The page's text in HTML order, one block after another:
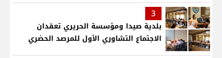
3
بلدية صيدا ومؤسسة الحريري تعقدان
الاجتماع التشاوري الأول للمرصد الحضري